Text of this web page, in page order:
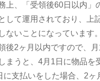
上、「受領後60日以内」
して運用されており、上
ないことになっています。
後2ヶ月以内ですので、
まうと、4月1日に物品を
に支払いをした場合、2ヶ